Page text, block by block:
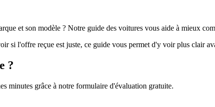
et son modèle ? Notre guide des voitures vous aide à mieux
si l'offre reçue est juste, ce guide vous permet d'y voir plus clair
?
minutes grâce à notre formulaire d'évaluation gratuite.